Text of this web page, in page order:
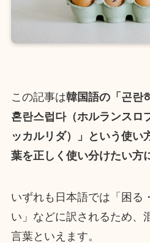
この記事は韓国語の「곤란
혼란스럽다（ホルランスロ
ッカルリダ）」という使い
葉を正しく使い分けたい方
いずれも日本語では「困る
い」などに訳されるため、
言葉といえます。